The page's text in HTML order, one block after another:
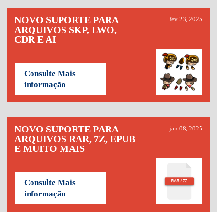
NOVO SUPORTE PARA
ARQUIVOS SKP, LWO,
CDR E AI
fev 23, 2025
Consulte Mais
informação
NOVO SUPORTE PARA
ARQUIVOS RAR, 7Z, EPUB
E MUITO MAIS
jan 08, 2025
Consulte Mais
informação